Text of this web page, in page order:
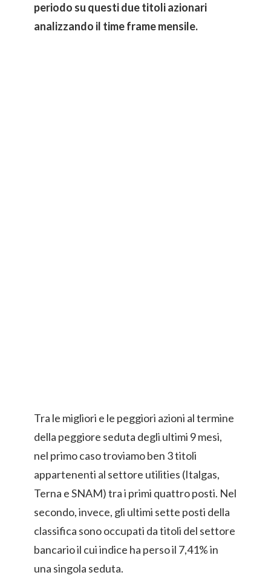
periodo su questi due titoli azionari
analizzando il time frame mensile.
Tra le migliori e le peggiori azioni al termine
della peggiore seduta degli ultimi 9 mesi,
nel primo caso troviamo ben 3 titoli
appartenenti al settore utilities (Italgas,
Terna e SNAM) tra i primi quattro posti. Nel
secondo, invece, gli ultimi sette posti della
classifica sono occupati da titoli del settore
bancario il cui indice ha perso il 7,41% in
una singola seduta.